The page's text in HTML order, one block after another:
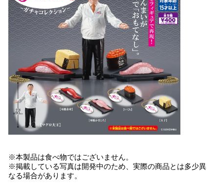
※本製品は食べ物ではございません。
※掲載している写真は開発中のため、実際の商品とは多少異
なる場合があります。